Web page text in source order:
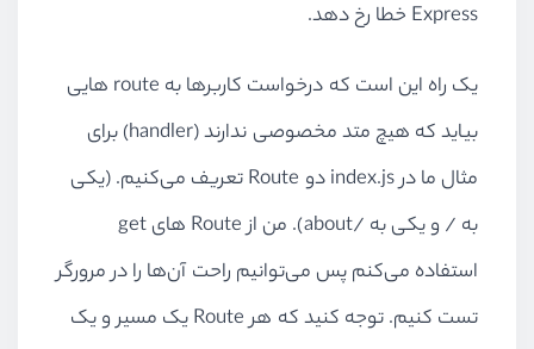
Express خطا رخ دهد.
یک راه این است که درخواست کاربر‌ها به route هایی
بیاید که هیچ متد مخصوصی ندارند (handler) برای
مثال ما در index.js دو Route تعریف می‌کنیم. (یکی
به / و یکی به /about). من از Route‌ های get
استفاده می‌کنم پس می‌توانیم راحت آن‌ها را در مرورگر
تست کنیم. توجه کنید که هر Route یک مسیر و یک